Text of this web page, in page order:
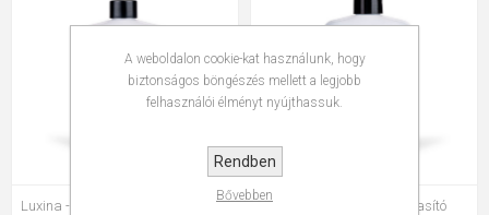
Luxina - Purify - Fejbőr kiegyenlítő,
Luxina - Silver - Hamvasító
A weboldalon cookie-kat használunk, hogy
biztonságos böngészés mellett a legjobb
felhasználói élményt nyújthassuk.
Rendben
Bővebben